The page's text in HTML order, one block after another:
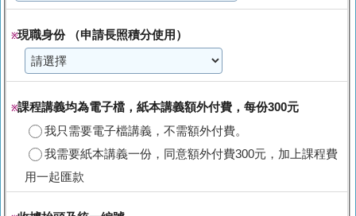
※現職身份 （申請長照積分使用）
※課程講義均為電子檔，紙本講義額外付費，每份300元
我只需要電子檔講義，不需額外付費。
我需要紙本講義一份，同意額外付費300元，加上課程費
用一起匯款